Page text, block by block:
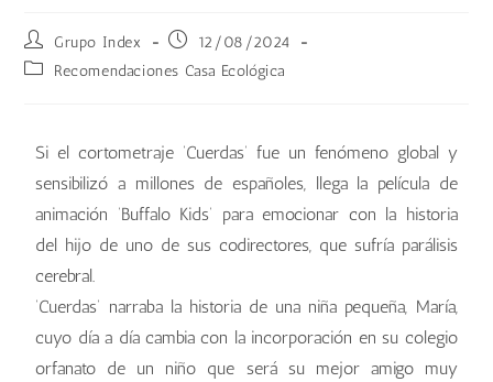
Grupo Index
12/08/2024
Recomendaciones Casa Ecológica
Si el cortometraje ‘Cuerdas’ fue un fenómeno global y
sensibilizó a millones de españoles, llega la película de
animación ‘Buffalo Kids’ para emocionar con la historia
del hijo de uno de sus codirectores, que sufría parálisis
cerebral.
‘Cuerdas’ narraba la historia de una niña pequeña, María,
cuyo día a día cambia con la incorporación en su colegio
orfanato de un niño que será su mejor amigo muy